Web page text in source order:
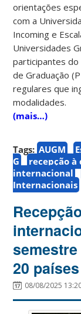
orientações
com a
Incoming e
Universidades
participantes
de Graduação
regulares que
modalidades.
(mais…)
Tags: AUGM
G
recepção
internacional
Internacionais
20 países
08/08/2025